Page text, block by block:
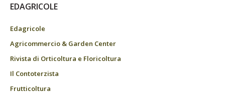
EDAGRICOLE
Edagricole
Agricommercio & Garden Center
Rivista di Orticoltura e Floricoltura
Il Contoterzista
Frutticoltura